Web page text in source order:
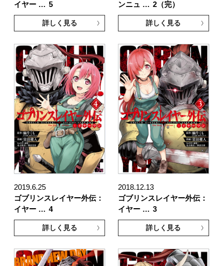
イヤー … 5
詳しく見る
ンニュ … 2（完）
詳しく見る
2019.6.25
ゴブリンスレイヤー外伝：
イヤー … 4
詳しく見る
2018.12.13
ゴブリンスレイヤー外伝：
イヤー … 3
詳しく見る